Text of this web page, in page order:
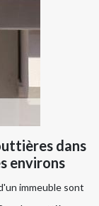
dans
environs
immeuble sont